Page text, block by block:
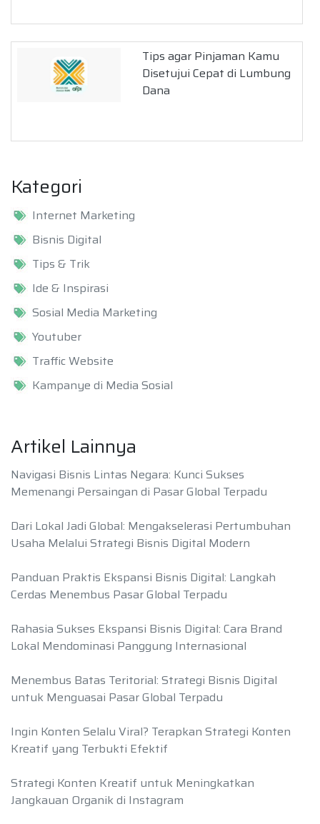
Tips agar Pinjaman Kamu
Disetujui Cepat di Lumbung
Dana
Kategori
Internet Marketing
Bisnis Digital
Tips & Trik
Ide & Inspirasi
Sosial Media Marketing
Youtuber
Traffic Website
Kampanye di Media Sosial
Artikel Lainnya
Navigasi Bisnis Lintas Negara: Kunci Sukses
Memenangi Persaingan di Pasar Global Terpadu
Dari Lokal Jadi Global: Mengakselerasi Pertumbuhan
Usaha Melalui Strategi Bisnis Digital Modern
Panduan Praktis Ekspansi Bisnis Digital: Langkah
Cerdas Menembus Pasar Global Terpadu
Rahasia Sukses Ekspansi Bisnis Digital: Cara Brand
Lokal Mendominasi Panggung Internasional
Menembus Batas Teritorial: Strategi Bisnis Digital
untuk Menguasai Pasar Global Terpadu
Ingin Konten Selalu Viral? Terapkan Strategi Konten
Kreatif yang Terbukti Efektif
Strategi Konten Kreatif untuk Meningkatkan
Jangkauan Organik di Instagram